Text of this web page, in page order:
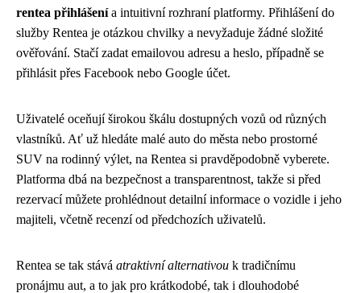
rentea přihlášenía intuitivní rozhraní platformy. Přihlášení do
služby Rentea je otázkou chvilky a nevyžaduje žádné složité
ověřování. Stačí zadat emailovou adresu a heslo, případně se
přihlásit přes Facebook nebo Google účet.
Uživatelé oceňují širokou škálu dostupných vozů od různých
vlastníků. Ať už hledáte malé auto do města nebo prostorné
SUV na rodinný výlet, na Rentea si pravděpodobně vyberete.
Platforma dbá na bezpečnost a transparentnost, takže si před
rezervací můžete prohlédnout detailní informace o vozidle i jeho
majiteli, včetně recenzí od předchozích uživatelů.
Rentea se tak stává atraktivní alternativou k tradičnímu
pronájmu aut, a to jak pro krátkodobé, tak i dlouhodobé